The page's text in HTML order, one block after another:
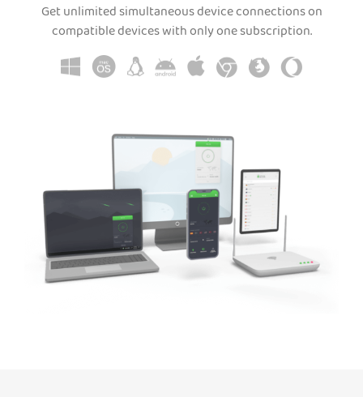
Get unlimited simultaneous device connections on
compatible devices with only one subscription.